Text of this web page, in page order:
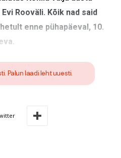
Rooväli. Kõik nad said
enne pühapäeval, 10.
Palun laadi leht uuesti.